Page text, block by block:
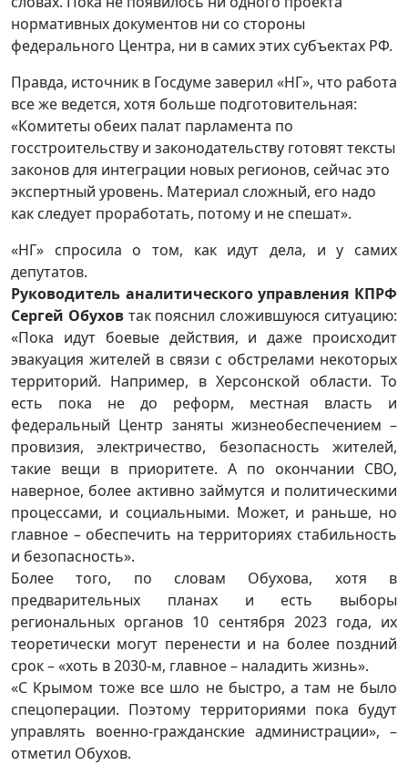
нормативных документов ни со стороны
федерального Центра, ни в самих этих субъектах РФ.
Правда, источник в Госдуме заверил «НГ», что работа
все же ведется, хотя больше подготовительная:
«Комитеты обеих палат парламента по
госстроительству и законодательству готовят тексты
законов для интеграции новых регионов, сейчас это
экспертный уровень. Материал сложный, его надо
как следует проработать, потому и не спешат».
«НГ» спросила о том, как идут дела, и у самих
депутатов.
Руководитель аналитического управления КПРФ
Сергей Обуховтак пояснил сложившуюся ситуацию:
«Пока идут боевые действия, и даже происходит
эвакуация жителей в связи с обстрелами некоторых
территорий. Например, в Херсонской области. То
есть пока не до реформ, местная власть и
федеральный Центр заняты жизнеобеспечением –
провизия, электричество, безопасность жителей,
такие вещи в приоритете. А по окончании СВО,
наверное, более активно займутся и политическими
процессами, и социальными. Может, и раньше, но
главное – обеспечить на территориях стабильность
и безопасность».
Более того, по словам Обухова, хотя в
предварительных планах и есть выборы
региональных органов 10 сентября 2023 года, их
теоретически могут перенести и на более поздний
срок – «хоть в 2030-м, главное – наладить жизнь».
«С Крымом тоже все шло не быстро, а там не было
спецоперации. Поэтому территориями пока будут
управлять военно-гражданские администрации», –
отметил Обухов.